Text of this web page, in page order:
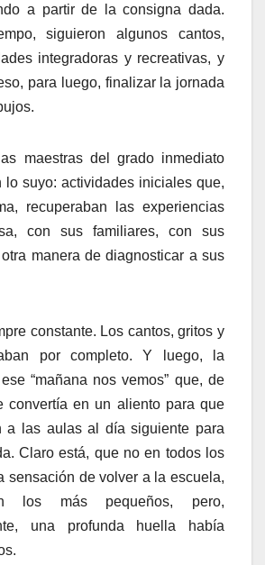
a partir de la consigna dada.
siguieron algunos cantos,
integradoras y recreativas, y
para luego, finalizar la jornada
maestras del grado inmediato
lo suyo: actividades iniciales que,
recuperaban las experiencias
con sus familiares, con sus
manera de diagnosticar a sus
constante. Los cantos, gritos y
por completo. Y luego, la
“mañana nos vemos” que, de
convertía en un aliento para que
a las aulas al día siguiente para
Claro está, que no en todos los
sensación de volver a la escuela,
los más pequeños, pero,
una profunda huella había